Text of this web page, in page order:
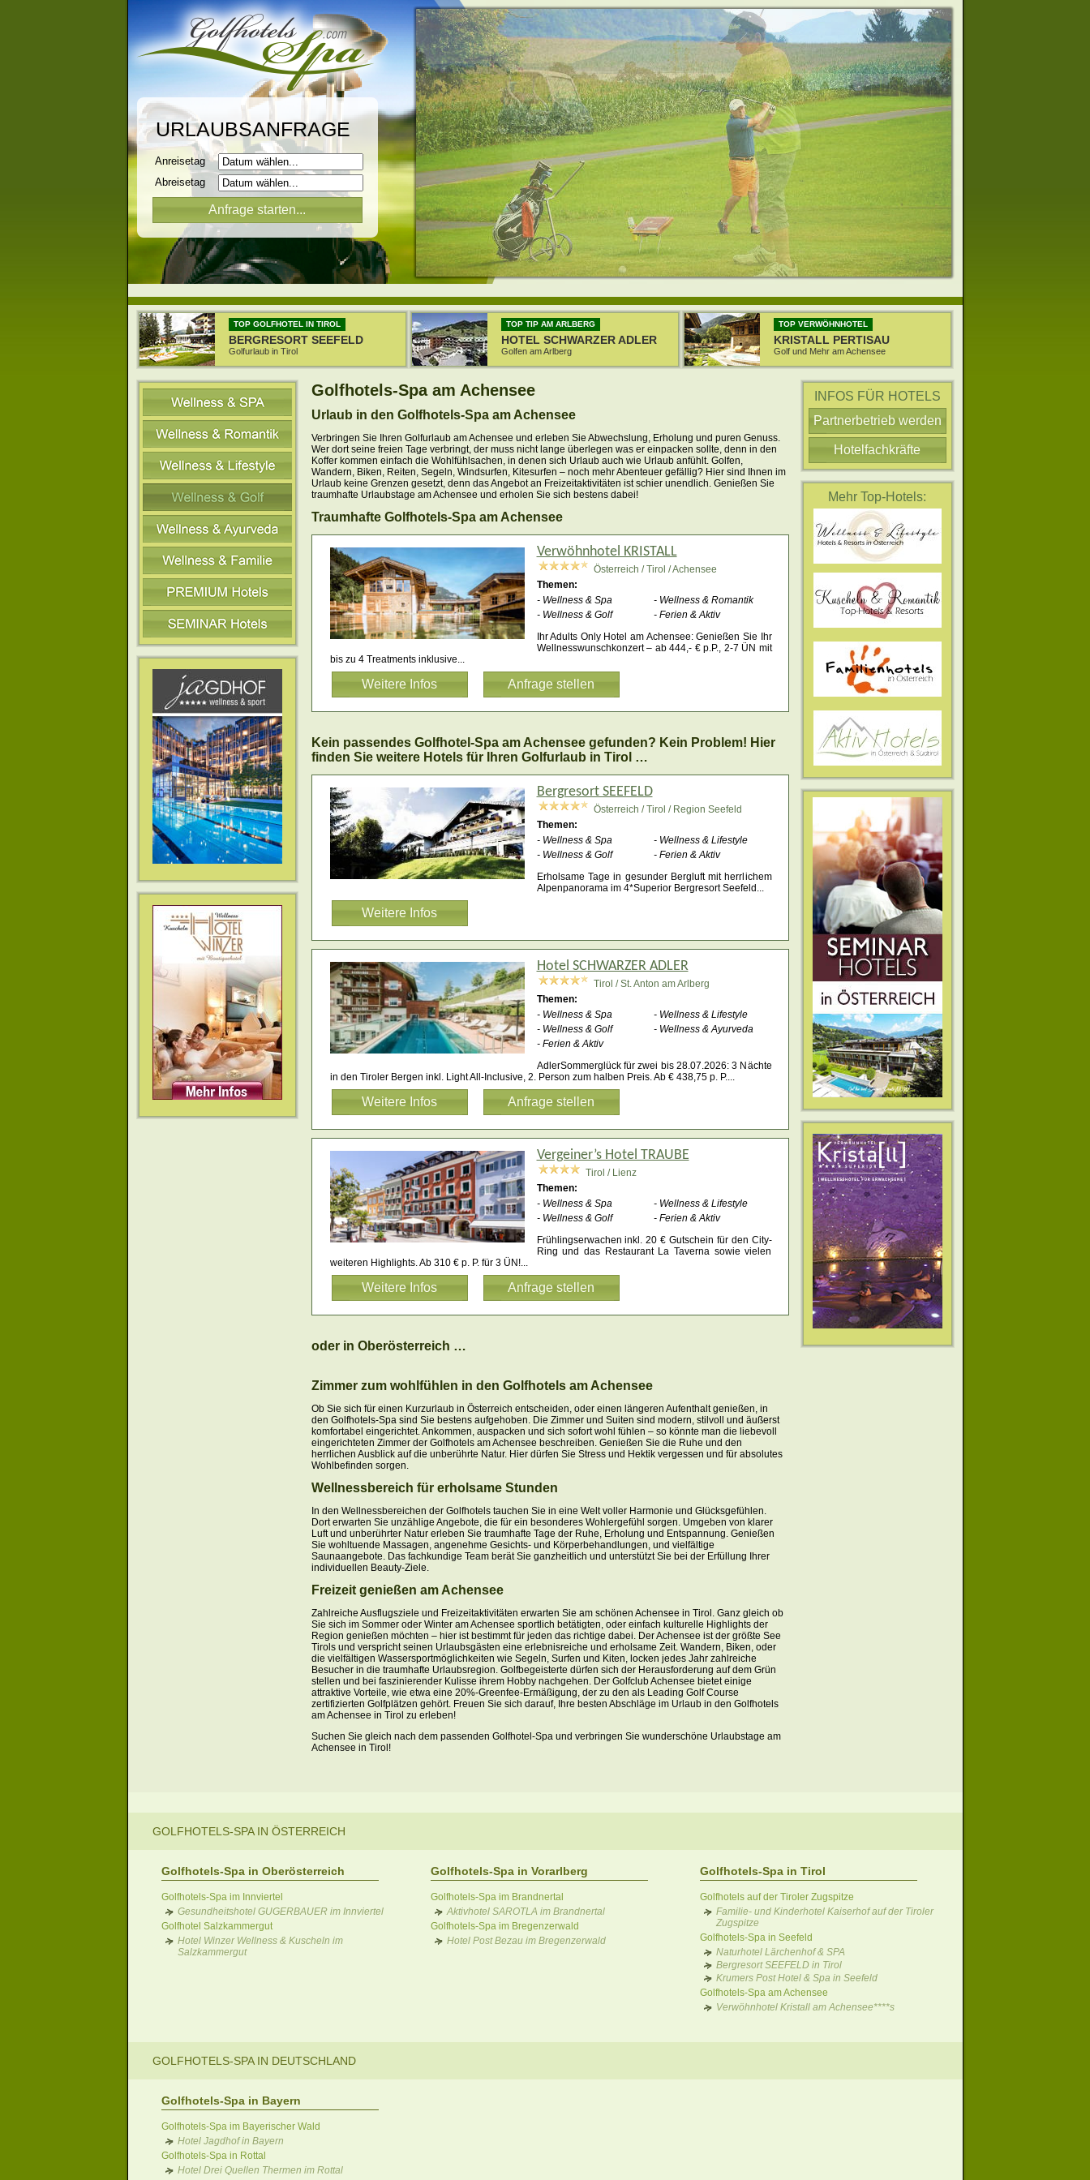
URLAUBSANFRAGE
Anreisetag
Abreisetag
TOP GOLFHOTEL IN TIROL
BERGRESORT SEEFELD
Golfurlaub in Tirol
TOP TIP AM ARLBERG
HOTEL SCHWARZER ADLER
Golfen am Arlberg
TOP VERWÖHNHOTEL
KRISTALL PERTISAU
Golf und Mehr am Achensee
Golfhotels-Spa am Achensee
Urlaub in den Golfhotels-Spa am Achensee
Verbringen Sie Ihren Golfurlaub am Achensee und erleben Sie Abwechslung, Erholung und puren Genuss.
Wer dort seine freien Tage verbringt, der muss nicht lange überlegen was er einpacken sollte, denn in den
Koffer kommen einfach die Wohlfühlsachen, in denen sich Urlaub auch wie Urlaub anfühlt. Golfen,
Wandern, Biken, Reiten, Segeln, Windsurfen, Kitesurfen – noch mehr Abenteuer gefällig? Hier sind Ihnen im
Urlaub keine Grenzen gesetzt, denn das Angebot an Freizeitaktivitäten ist schier unendlich. Genießen Sie
traumhafte Urlaubstage am Achensee und erholen Sie sich bestens dabei!
Traumhafte Golfhotels-Spa am Achensee
Verwöhnhotel KRISTALL
Österreich / Tirol / Achensee
Themen:
- Wellness & Spa
- Wellness & Romantik
- Wellness & Golf
- Ferien & Aktiv
Ihr Adults Only Hotel am Achensee: Genießen Sie Ihr
Wellnesswunschkonzert – ab 444,- € p.P., 2-7 ÜN mit
bis zu 4 Treatments inklusive...
Weitere Infos Anfrage stellen
Kein passendes Golfhotel-Spa am Achensee gefunden? Kein Problem! Hier
finden Sie weitere Hotels für Ihren Golfurlaub in Tirol …
Bergresort SEEFELD
Österreich / Tirol / Region Seefeld
Themen:
- Wellness & Spa
- Wellness & Lifestyle
- Wellness & Golf
- Ferien & Aktiv
Erholsame Tage in gesunder Bergluft mit herrlichem
Alpenpanorama im 4*Superior Bergresort Seefeld ...
Weitere Infos
Hotel SCHWARZER ADLER
Tirol / St. Anton am Arlberg
Themen:
- Wellness & Spa
- Wellness & Lifestyle
- Wellness & Golf
- Wellness & Ayurveda
- Ferien & Aktiv
AdlerSommerglück für zwei bis 28.07.2026: 3 Nächte
in den Tiroler Bergen inkl. Light All-Inclusive, 2. Person zum halben Preis. Ab € 438,75 p. P....
Weitere Infos Anfrage stellen
Vergeiner’s Hotel TRAUBE
Tirol / Lienz
Themen:
- Wellness & Spa
- Wellness & Lifestyle
- Wellness & Golf
- Ferien & Aktiv
Frühlingserwachen inkl. 20 € Gutschein für den City-
Ring und das Restaurant La Taverna sowie vielen
weiteren Highlights. Ab 310 € p. P. für 3 ÜN!...
Weitere Infos Anfrage stellen
oder in Oberösterreich …
Zimmer zum wohlfühlen in den Golfhotels am Achensee
Ob Sie sich für einen Kurzurlaub in Österreich entscheiden, oder einen längeren Aufenthalt genießen, in
den Golfhotels-Spa sind Sie bestens aufgehoben. Die Zimmer und Suiten sind modern, stilvoll und äußerst
komfortabel eingerichtet. Ankommen, auspacken und sich sofort wohl fühlen – so könnte man die liebevoll
eingerichteten Zimmer der Golfhotels am Achensee beschreiben. Genießen Sie die Ruhe und den
herrlichen Ausblick auf die unberührte Natur. Hier dürfen Sie Stress und Hektik vergessen und für absolutes
Wohlbefinden sorgen.
Wellnessbereich für erholsame Stunden
In den Wellnessbereichen der Golfhotels tauchen Sie in eine Welt voller Harmonie und Glücksgefühlen.
Dort erwarten Sie unzählige Angebote, die für ein besonderes Wohlergefühl sorgen. Umgeben von klarer
Luft und unberührter Natur erleben Sie traumhafte Tage der Ruhe, Erholung und Entspannung. Genießen
Sie wohltuende Massagen, angenehme Gesichts- und Körperbehandlungen, und vielfältige
Saunaangebote. Das fachkundige Team berät Sie ganzheitlich und unterstützt Sie bei der Erfüllung Ihrer
individuellen Beauty-Ziele.
Freizeit genießen am Achensee
Zahlreiche Ausflugsziele und Freizeitaktivitäten erwarten Sie am schönen Achensee in Tirol. Ganz gleich ob
Sie sich im Sommer oder Winter am Achensee sportlich betätigten, oder einfach kulturelle Highlights der
Region genießen möchten – hier ist bestimmt für jeden das richtige dabei. Der Achensee ist der größte See
Tirols und verspricht seinen Urlaubsgästen eine erlebnisreiche und erholsame Zeit. Wandern, Biken, oder
die vielfältigen Wassersportmöglichkeiten wie Segeln, Surfen und Kiten, locken jedes Jahr zahlreiche
Besucher in die traumhafte Urlaubsregion. Golfbegeisterte dürfen sich der Herausforderung auf dem Grün
stellen und bei faszinierender Kulisse ihrem Hobby nachgehen. Der Golfclub Achensee bietet einige
attraktive Vorteile, wie etwa eine 20%-Greenfee-Ermäßigung, der zu den als Leading Golf Course
zertifizierten Golfplätzen gehört. Freuen Sie sich darauf, Ihre besten Abschläge im Urlaub in den Golfhotels
am Achensee in Tirol zu erleben!
Suchen Sie gleich nach dem passenden Golfhotel-Spa und verbringen Sie wunderschöne Urlaubstage am
Achensee in Tirol!
INFOS FÜR HOTELS
Partnerbetrieb werden
Hotelfachkräfte
Mehr Top-Hotels:
GOLFHOTELS-SPA IN ÖSTERREICH
Golfhotels-Spa in Oberösterreich
Golfhotels-Spa im Innviertel
Gesundheitshotel GUGERBAUER im Innviertel
Golfhotel Salzkammergut
Hotel Winzer Wellness & Kuscheln im
Salzkammergut
Golfhotels-Spa in Vorarlberg
Golfhotels-Spa im Brandnertal
Aktivhotel SAROTLA im Brandnertal
Golfhotels-Spa im Bregenzerwald
Hotel Post Bezau im Bregenzerwald
Golfhotels-Spa in Tirol
Golfhotels auf der Tiroler Zugspitze
Familie- und Kinderhotel Kaiserhof auf der Tiroler
Zugspitze
Golfhotels-Spa in Seefeld
Naturhotel Lärchenhof & SPA
Bergresort SEEFELD in Tirol
Krumers Post Hotel & Spa in Seefeld
Golfhotels-Spa am Achensee
Verwöhnhotel Kristall am Achensee****s
GOLFHOTELS-SPA IN DEUTSCHLAND
Golfhotels-Spa in Bayern
Golfhotels-Spa im Bayerischer Wald
Hotel Jagdhof in Bayern
Golfhotels-Spa in Rottal
Hotel Drei Quellen Thermen im Rottal